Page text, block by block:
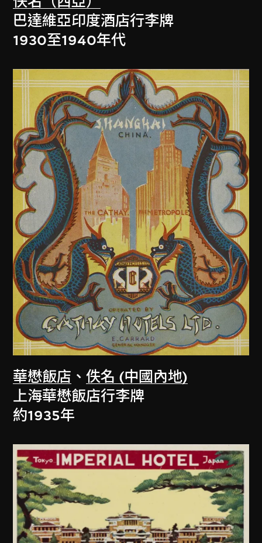
巴達維亞印度酒店行李牌
1930至1940年代
華懋飯店 、佚名 (中國內地)
上海華懋飯店行李牌
約1935年